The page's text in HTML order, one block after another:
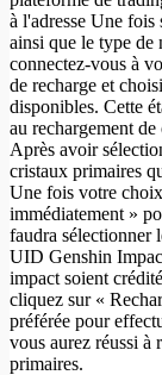
à l'adresse Une fois
ainsi que le type de
connectez-vous à
de recharge et
disponibles. Cette
au rechargement
Après avoir
cristaux primaires
Une fois votre
immédiatement »
faudra sélectionner
UID Genshin
impact soient
cliquez sur «
préférée pour
vous aurez réussi à
primaires.